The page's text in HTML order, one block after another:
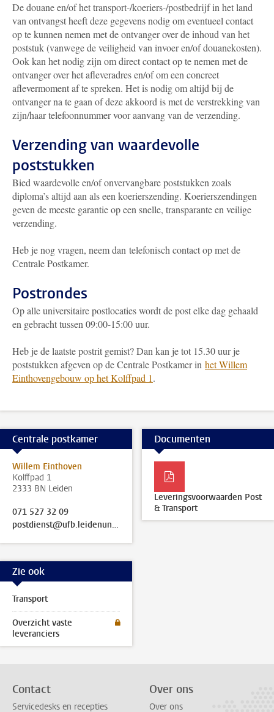
De douane en/of het transport-/koeriers-/postbedrijf in het land
van ontvangst heeft deze gegevens nodig om eventueel contact
op te kunnen nemen met de ontvanger over de inhoud van het
poststuk (vanwege de veiligheid van invoer en/of douanekosten).
Ook kan het nodig zijn om direct contact op te nemen met de
ontvanger over het afleveradres en/of om een concreet
aflevermoment af te spreken. Het is nodig om altijd bij de
ontvanger na te gaan of deze akkoord is met de verstrekking van
zijn/haar telefoonnummer voor aanvang van de verzending.
Verzending van waardevolle
poststukken
Bied waardevolle en/of onvervangbare poststukken zoals
diploma’s altijd aan als een koerierszending. Koerierszendingen
geven de meeste garantie op een snelle, transparante en veilige
verzending.
Heb je nog vragen, neem dan telefonisch contact op met de
Centrale Postkamer.
Postrondes
Op alle universitaire postlocaties wordt de post elke dag gehaald
en gebracht tussen 09:00-15:00 uur.
Heb je de laatste postrit gemist? Dan kan je tot 15.30 uur je
poststukken afgeven op de Centrale Postkamer in het Willem
Einthovengebouw op het Kolffpad 1.
Centrale postkamer
Willem Einthoven
Kolffpad 1
2333 BN Leiden
071 527 32 09
postdienst@ufb.leidenuniv.nl
Documenten
Leveringsvoorwaarden Post
& Transport
Zie ook
Transport
Overzicht vaste
leveranciers
Contact
Servicedesks en recepties
Over ons
Over ons